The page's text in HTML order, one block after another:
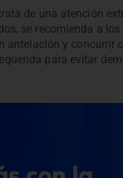
de una atención
se recomienda a los
antelación y concurrir
para evitar